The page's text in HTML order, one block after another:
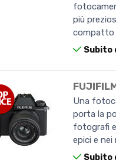
più
compatto
Subito
Una
porta la
fotografi
epici e
Subito